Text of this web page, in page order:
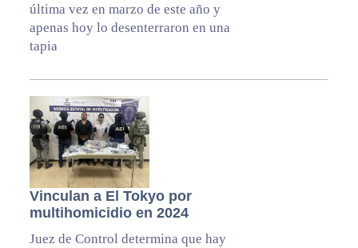
última vez en marzo de este año y
apenas hoy lo desenterraron en una
tapia
Vinculan a El Tokyo por
multihomicidio en 2024
Juez de Control determina que hay